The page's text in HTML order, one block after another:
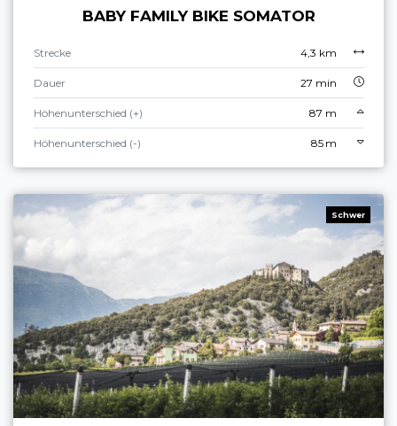
BABY FAMILY BIKE SOMATOR
Strecke 4,3 km
Dauer 27 min
Höhenunterschied (+) 87 m
Höhenunterschied (-) 85 m
Schwer